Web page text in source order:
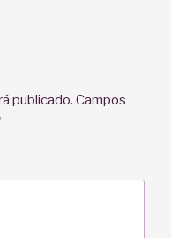
publicado. Campos